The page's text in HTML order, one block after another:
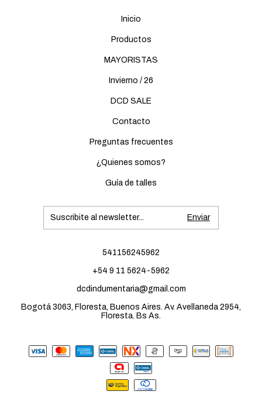
Inicio
Productos
MAYORISTAS
Invierno / 26
DCD SALE
Contacto
Preguntas frecuentes
¿Quienes somos?
Guía de talles
541156245962
+54 9 11 5624-5962
dcdindumentaria@gmail.com
Bogotá 3063, Floresta, Buenos Aires. Av. Avellaneda 2954,
Floresta. Bs As.